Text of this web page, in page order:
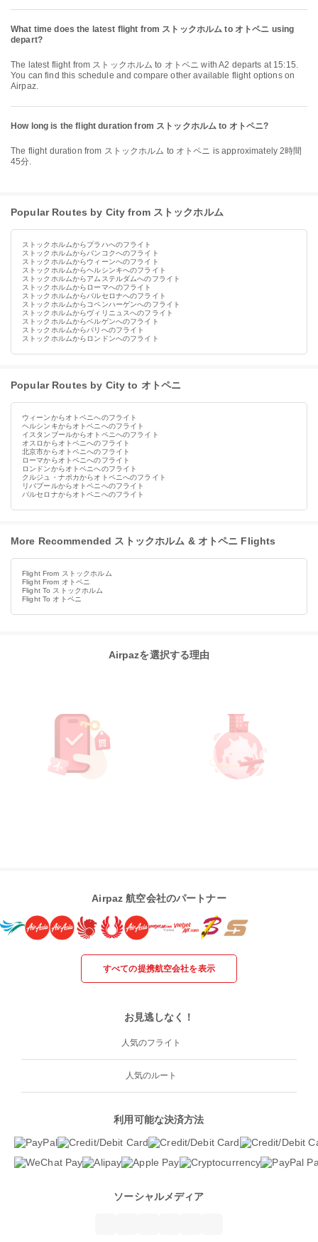
What time does the latest flight from ストックホルム to オトペニ using
depart?
The latest flight from ストックホルム to オトペニ with A2 departs at 15:15.
You can find this schedule and compare other available flight options on
Airpaz.
How long is the flight duration from ストックホルム to オトペニ?
The flight duration from ストックホルム to オトペニ is approximately 2時間
45分.
Popular Routes by City from ストックホルム
ストックホルムからプラハへのフライト
ストックホルムからバンコクへのフライト
ストックホルムからウィーンへのフライト
ストックホルムからヘルシンキへのフライト
ストックホルムからアムステルダムへのフライト
ストックホルムからローマへのフライト
ストックホルムからバルセロナへのフライト
ストックホルムからコペンハーゲンへのフライト
ストックホルムからヴィリニュスへのフライト
ストックホルムからベルゲンへのフライト
ストックホルムからパリへのフライト
ストックホルムからロンドンへのフライト
Popular Routes by City to オトペニ
ウィーンからオトペニへのフライト
ヘルシンキからオトペニへのフライト
イスタンブールからオトペニへのフライト
オスロからオトペニへのフライト
北京市からオトペニへのフライト
ローマからオトペニへのフライト
ロンドンからオトペニへのフライト
クルジュ・ナポカからオトペニへのフライト
リバプールからオトペニへのフライト
バルセロナからオトペニへのフライト
More Recommended ストックホルム & オトペニ Flights
Flight From ストックホルム
Flight From オトペニ
Flight To ストックホルム
Flight To オトペニ
Airpazを選択する理由
Airpaz 航空会社のパートナー
すべての提携航空会社を表示
お見逃しなく！
人気のフライト
人気のルート
利用可能な決済方法
ソーシャルメディア